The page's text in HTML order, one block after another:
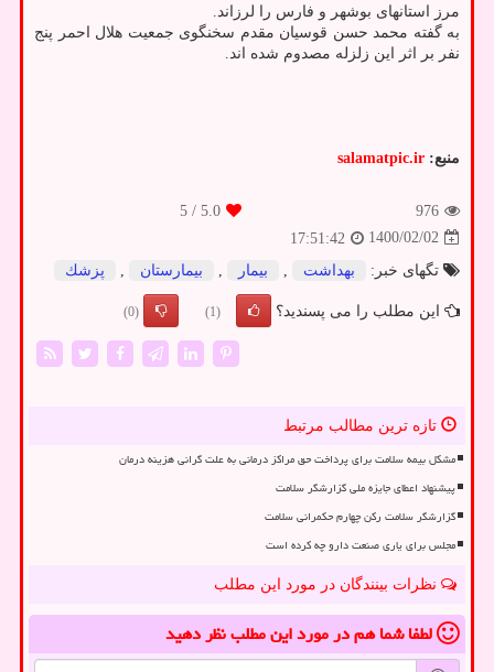
مرز استانهای بوشهر و فارس را لرزاند.
به گفته محمد حسن قوسیان مقدم سخنگوی جمعیت هلال احمر پنج
نفر بر اثر این زلزله مصدوم شده اند.
منبع: salamatpic.ir
976
5.0
/ 5
1400/02/02
17:51:42
تگهای خبر:
بهداشت , بیمار , بیمارستان , پزشك
این مطلب را می پسندید؟ (1)
(0)
تازه ترین مطالب مرتبط
مشکل بیمه سلامت برای پرداخت حق مراکز درمانی به علت گرانی هزینه درمان
پیشنهاد اعطای جایزه ملی گزارشگر سلامت
گزارشگر سلامت رکن چهارم حکمرانی سلامت
مجلس برای یاری صنعت دارو چه کرده است
نظرات بینندگان در مورد این مطلب
لطفا شما همدر مورد این مطلبنظر دهید